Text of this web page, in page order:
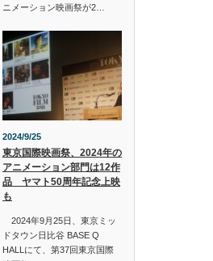
ニメーション映画祭が2…
2024/9/25
東京国際映画祭、2024年の
アニメーション部門は12作
品 ヤマト50周年記念上映
も
2024年9月25日、東京ミッ
ドタウン日比谷 BASE Q
HALLにて、第37回東京国際